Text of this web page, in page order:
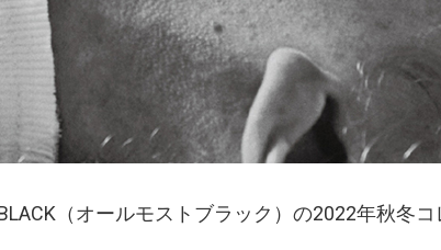
（オールモストブラック）の2022年秋冬コ